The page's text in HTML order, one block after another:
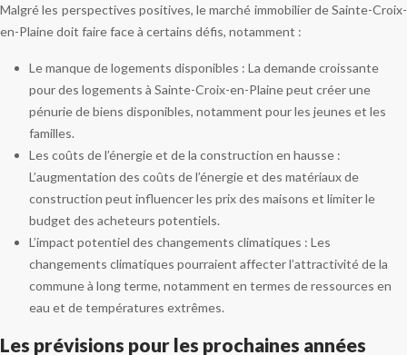
Malgré les perspectives positives, le marché immobilier de Sainte-Croix-
en-Plaine doit faire face à certains défis, notamment :
Le manque de logements disponibles : La demande croissante
pour des logements à Sainte-Croix-en-Plaine peut créer une
pénurie de biens disponibles, notamment pour les jeunes et les
familles.
Les coûts de l’énergie et de la construction en hausse :
L’augmentation des coûts de l’énergie et des matériaux de
construction peut influencer les prix des maisons et limiter le
budget des acheteurs potentiels.
L’impact potentiel des changements climatiques : Les
changements climatiques pourraient affecter l’attractivité de la
commune à long terme, notamment en termes de ressources en
eau et de températures extrêmes.
Les prévisions pour les prochaines années